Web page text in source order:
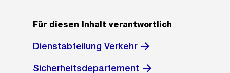
Für diesen Inhalt verantwortlich
Dienstabteilung Verkehr
Sicherheitsdepartement